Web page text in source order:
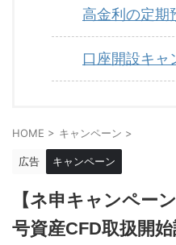
高金利の定期
口座開設キャ
HOME > キャンペーン >
広告 キャンペーン
【ネ申キャンペー
号資産CFD取扱開